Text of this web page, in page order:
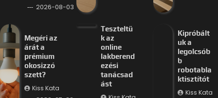
2026-08-03
Megéri az
árát a
prémium
okosizzó
szett?
Kiss Kata
Teszteltü
k az
online
lakberend
ezési
tanácsad
ást
Kipróbált
uk a
legolcsób
b
robotabla
ktisztítót
Kiss Kata